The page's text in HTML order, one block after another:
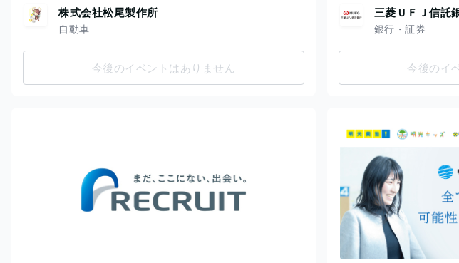
株式会社松尾製作所
自動車
今後のイベントはありません
三菱ＵＦＪ信託
銀行・証券
今後のイ